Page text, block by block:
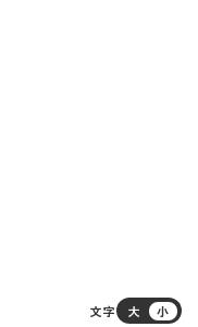
文字 大 小